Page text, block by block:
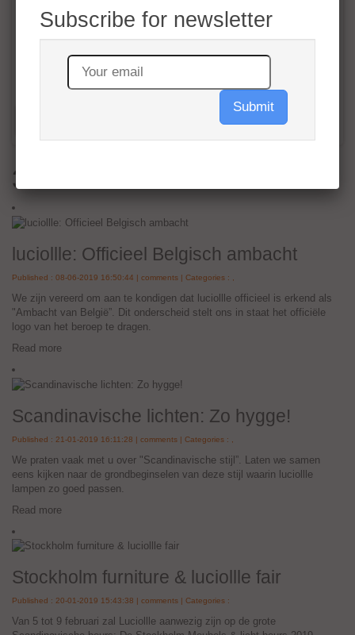
3 articles
luciollle: Officieel Belgisch ambacht
Read more
Scandinavische lichten: Zo hygge!
Published : 21-01-2019 16:11:28 | comments | Categories :
We praten vaak met u over "Scandinavische stijl”. Laten we samen
eens kijken naar de grondbeginselen van deze stijl waarin luciollle
lampen zo goed passen.
Read more
Stockholm furniture & luciollle fair
Published : 20-01-2019 15:43:38 |comments | Categories :
Van 5 tot 9 februari zal Luciollle aanwezig zijn op de grote
Scandinavische beurs: De Stockholm Meubels & licht beurs 2019.
Bezoek ons bij de kas, stand C16:27.
Read more
Nieuwsbrief
I agree withthe Terms of Services
Subscribe for newsletter
Submit